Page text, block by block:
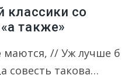
классики со
также»
маются, // Уж лучше б
совесть такова…